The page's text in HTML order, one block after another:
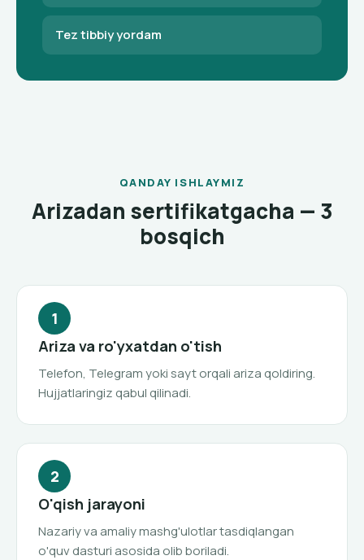
Tez tibbiy yordam
QANDAY ISHLAYMIZ
Arizadan sertifikatgacha — 3
bosqich
Ariza va ro'yxatdan o'tish
Telefon, Telegram yoki sayt orqali ariza qoldiring.
Hujjatlaringiz qabul qilinadi.
O'qish jarayoni
Nazariy va amaliy mashg'ulotlar tasdiqlangan
o'quv dasturi asosida olib boriladi.